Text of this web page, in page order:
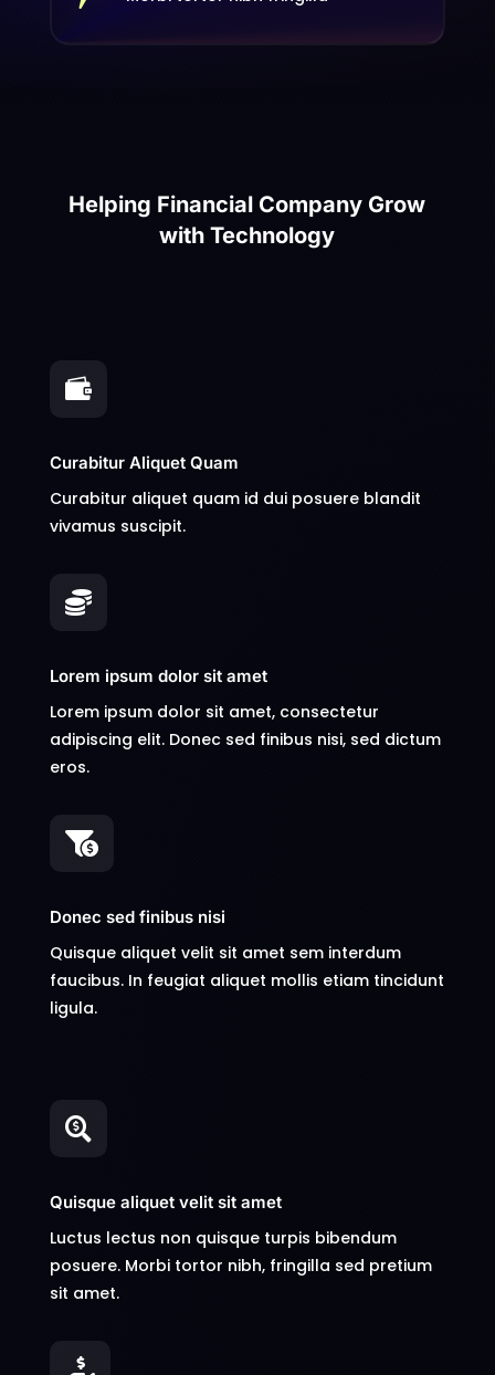
Helping Financial Company Grow
with Technology

Curabitur Aliquet Quam
Curabitur aliquet quam id dui posuere blandit
vivamus suscipit.

Lorem ipsum dolor sit amet
Lorem ipsum dolor sit amet, consectetur
adipiscing elit. Donec sed finibus nisi, sed dictum
eros.

Donec sed finibus nisi
Quisque aliquet velit sit amet sem interdum
faucibus. In feugiat aliquet mollis etiam tincidunt
ligula.

Quisque aliquet velit sit amet
Luctus lectus non quisque turpis bibendum
posuere. Morbi tortor nibh, fringilla sed pretium
sit amet.
